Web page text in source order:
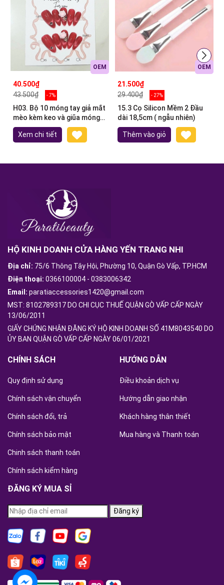
OEM
40.500₫
43.500₫
- 7%
H03. Bộ 10 móng tay giả mắt
mèo kèm keo và giũa móng
(ngẫu nhiên)
Xem chi tiết
OEM
21.500₫
29.400₫
- 27%
15.3 Cọ Silicon Mềm 2 Đầu
dài 18,5cm ( ngẫu nhiên)
Thêm vào giỏ
HỘ KINH DOANH CỬA HÀNG YẾN TRANG NHI
Địa chỉ: 75/6 Thông Tây Hội, Phường 10, Quận Gò Vấp, TP.HCM
Điện thoại: 0366100004 - 0383006342
Email: paratiaccessories1420@gmail.com
MST: 8102789317 DO CHI CỤC THUẾ QUẬN GÒ VẤP CẤP NGÀY
13/06/2011
GIẤY CHỨNG NHẬN ĐĂNG KÝ HỘ KINH DOANH SỐ 41M8043540 DO
ỦY BAN QUẬN GÒ VẤP CẤP NGÀY 06/01/2021
CHÍNH SÁCH
Quy định sử dụng
Chính sách vận chuyển
Chính sách đổi, trả
Chính sách bảo mật
Chinh sách thanh toán
Chính sách kiểm hàng
HƯỚNG DẪN
Điều khoản dịch vụ
Hướng dẫn giao nhận
Khách hàng thân thiết
Mua hàng và Thanh toán
ĐĂNG KÝ MUA SỈ
Đăng ký